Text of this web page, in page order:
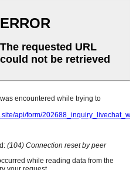
загварлаг дизайн
5 үе шаттай
ер бусын, гайхалтай уух
ямар ч төрлийн гал
мэдрэгчтэй
(UI)
олон янзын усны
эсвэл шилэнд төгс
тавиур
хэмнэдэг ЭКО систем
амттай, цэвэр